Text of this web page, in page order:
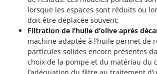
lorsque les espaces sont réduits ou
doit être déplacée souvent;
Filtration de l’huile d’olive après
machine adaptée à l’huile permet de
particules solides encore présentes
choix de la pompe et du matériau du